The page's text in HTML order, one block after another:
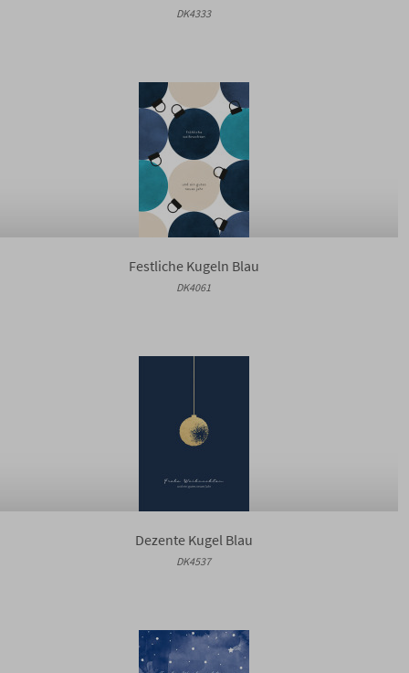
DK4333
Festliche Kugeln Blau
DK4061
Dezente Kugel Blau
DK4537